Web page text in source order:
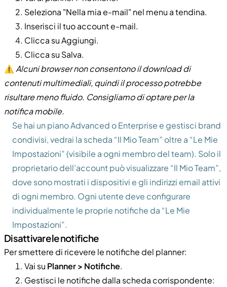
Seleziona "Nella mia e-mail" nel menu a tendina.
Inserisci il tuo account e-mail.
Clicca su Aggiungi.
Clicca su Salva.
⚠️ Alcuni browser non consentono il download di
contenuti multimediali, quindi il processo potrebbe
risultare meno fluido. Consigliamo di optare per la
notifica mobile.
Se hai un piano Advanced o Enterprise e gestisci brand
condivisi, vedrai la scheda “Il Mio Team” oltre a “Le Mie
Impostazioni” (visibile a ogni membro del team). Solo il
proprietario dell’account può visualizzare “Il Mio Team”,
dove sono mostrati i dispositivi e gli indirizzi email attivi
di ogni membro. Ogni utente deve configurare
individualmente le proprie notifiche da “Le Mie
Impostazioni”.
Disattivare le notifiche
Per smettere di ricevere le notifiche del planner:
Vai su Planner > Notifiche.
Gestisci le notifiche dalla scheda corrispondente: